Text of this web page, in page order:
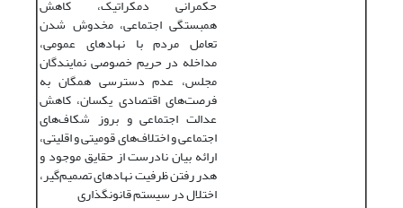
حکمرانی دمکراتیک، کاهش
همبستگی اجتماعی، مخدوش شدن
تعامل مردم با نهادهای عمومی،
مداخله در حریم خصوصی نمایندگان
مجلس، عدم دسترسی همگان به
فرصت‌های اقتصادی یکسان، کاهش
عدالت اجتماعی و بروز شکاف‌های
اجتماعی و اختلاف‌های قومیتی و اقلیتی،
ارائه بیان نادرست از حقایق موجود و
هدر رفتن ظرفیت نهادهای تصمیم‌گیر،
اختلال در سیستم قانونگذاری